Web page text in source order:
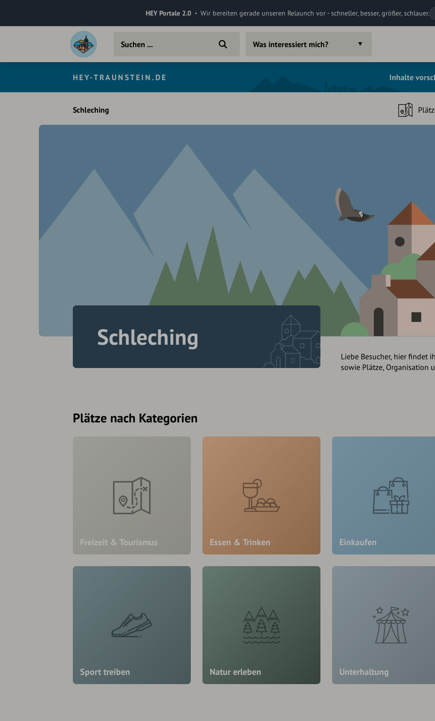
HEY Portale 2.0 Wir bereiten gerade unseren Relaunch vor - schneller, besser, größer, schlauer.
HEY-TRAUNSTEIN.DE Inhalte
Was interessiert mich?
Schleching
Schleching
Liebe Besucher, hier findet
sowie Plätze, Organisation
Plätze nach Kategorien
Freizeit & Tourismus Essen & Trinken Einkaufen
Sport treiben Natur erleben Unterhaltung